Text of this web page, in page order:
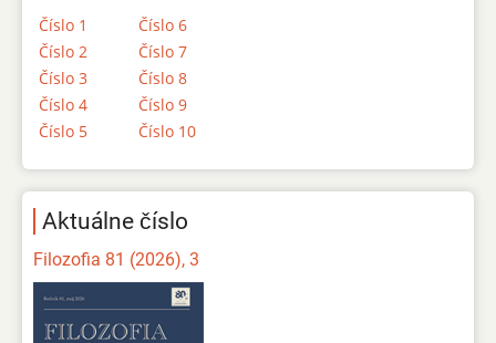
Číslo 1
Číslo 2
Číslo 3
Číslo 4
Číslo 5
Číslo 6
Číslo 7
Číslo 8
Číslo 9
Číslo 10
Aktuálne číslo
Filozofia 81 (2026), 3